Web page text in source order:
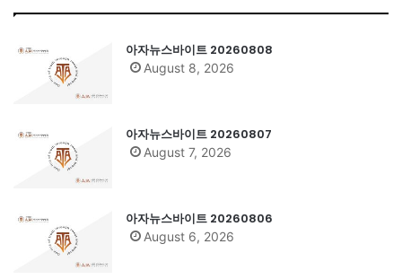
아자뉴스바이트 20260808
August 8, 2026
아자뉴스바이트 20260807
August 7, 2026
아자뉴스바이트 20260806
August 6, 2026